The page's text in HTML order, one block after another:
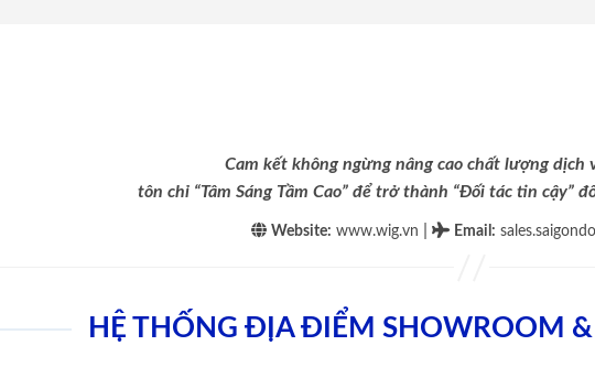
Cam kết không ngừng nâng cao chất lượng dịch
tôn chỉ “Tâm Sáng Tầm Cao” để trở thành “Đối tác tin cậy”
Website: www.wig.vn Email :
HỆ THỐNG ĐỊA ĐIỂM SHOWROOM